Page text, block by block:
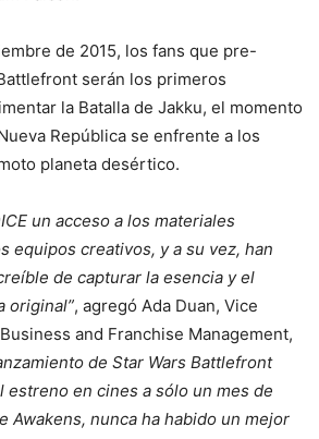
de 2015, los fans que pre-
serán los primeros
la Batalla de Jakku, el momento
República se enfrente a los
planeta desértico.
un acceso a los materiales
equipos creativos, y a su vez, han
de capturar la esencia y el
original”, agregó Ada Duan, Vice
and Franchise Management,
de Star Wars Battlefront
estreno en cines a sólo un mes de
Awakens, nunca ha habido un mejor